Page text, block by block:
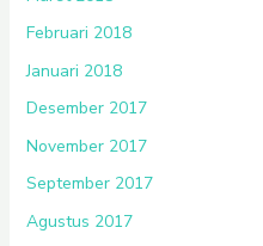
Februari 2018
Januari 2018
Desember 2017
November 2017
September 2017
Agustus 2017